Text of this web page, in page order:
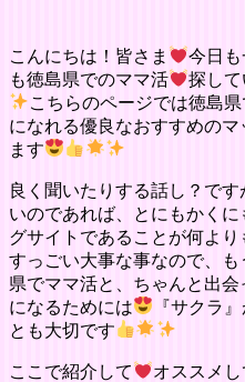
こんにちは！皆さま 今日
も徳島県でのママ活
探して
こちらのページでは徳島
になれる優良なおすすめの
ます
良く聞いたりする話し？で
いのであれば、とにもかく
グサイトであることが何より
すっごい大事な事なので、
県でママ活と、ちゃんと出会
になるためには
『サクラ
とも大切です
ここで紹介して
オススメ